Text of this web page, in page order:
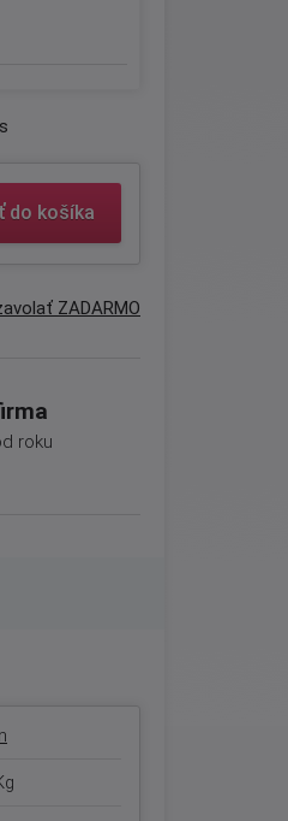
do košíka
ZADARMO
roku